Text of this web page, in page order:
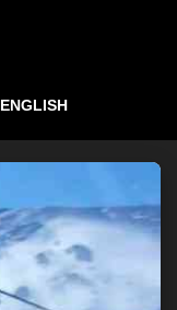
ENGLISH